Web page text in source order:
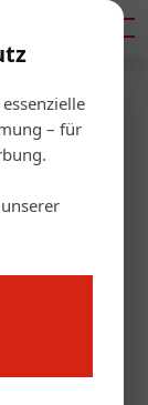
– für
und